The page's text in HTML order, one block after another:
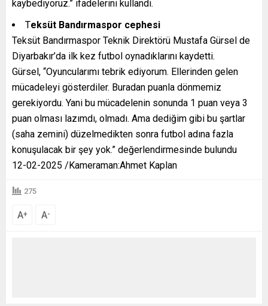
kaybediyoruz.” ifadelerini kullandı.
Teksüt Bandırmaspor cephesi
Teksüt Bandırmaspor Teknik Direktörü Mustafa Gürsel de
Diyarbakır’da ilk kez futbol oynadıklarını kaydetti.
Gürsel, “Oyuncularımı tebrik ediyorum. Ellerinden gelen
mücadeleyi gösterdiler. Buradan puanla dönmemiz
gerekiyordu. Yani bu mücadelenin sonunda 1 puan veya 3
puan olması lazımdı, olmadı. Ama dediğim gibi bu şartlar
(saha zemini) düzelmedikten sonra futbol adına fazla
konuşulacak bir şey yok.” değerlendirmesinde bulundu
12-02-2025 /Kameraman:Ahmet Kaplan
275
A+ A-